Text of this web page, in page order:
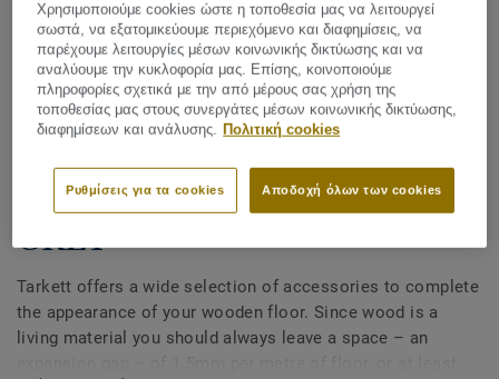
Δείτε όλα τα σχέδια (27)
Accessories
Wood decorative skirting
(Clipstar) - OAK EVENING
GREY
Tarkett offers a wide selection of accessories to complete
the appearance of your wooden floor. Since wood is a
living material you should always leave a space – an
Χρησιμοποιούμε cookies ώστε η τοποθεσία μας να λειτουργεί
σωστά, να εξατομικεύουμε περιεχόμενο και διαφημίσεις, να
παρέχουμε λειτουργίες μέσων κοινωνικής δικτύωσης και να
αναλύουμε την κυκλοφορία μας. Επίσης, κοινοποιούμε
πληροφορίες σχετικά με την από μέρους σας χρήση της
τοποθεσίας μας στους συνεργάτες μέσων κοινωνικής δικτύωσης,
διαφημίσεων και ανάλυσης. Πολιτική cookies
Αποδοχή όλων των cookies
Ρυθμίσεις για τα cookies